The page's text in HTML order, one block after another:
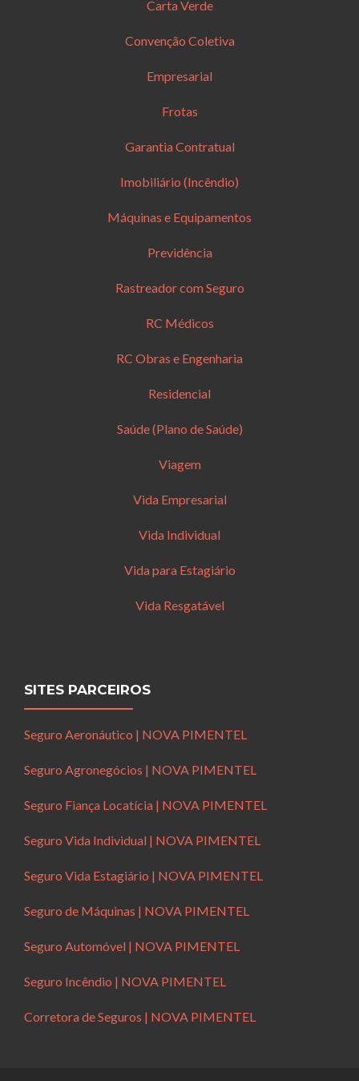
Carta Verde
Convenção Coletiva
Empresarial
Frotas
Garantia Contratual
Imobiliário (Incêndio)
Máquinas e Equipamentos
Previdência
Rastreador com Seguro
RC Médicos
RC Obras e Engenharia
Residencial
Saúde (Plano de Saúde)
Viagem
Vida Empresarial
Vida Individual
Vida para Estagiário
Vida Resgatável
SITES PARCEIROS
Seguro Aeronáutico | NOVA PIMENTEL
Seguro Agronegócios | NOVA PIMENTEL
Seguro Fiança Locatícia | NOVA PIMENTEL
Seguro Vida Individual | NOVA PIMENTEL
Seguro Vida Estagiário | NOVA PIMENTEL
Seguro de Máquinas | NOVA PIMENTEL
Seguro Automóvel | NOVA PIMENTEL
Seguro Incêndio | NOVA PIMENTEL
Corretora de Seguros | NOVA PIMENTEL